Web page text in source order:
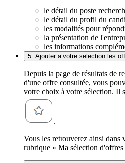
le détail du poste
le détail du profil du
les modalités pour
la présentation de
les informations
5. Ajouter à votre sélection les
Depuis la page de résultats de
d'une offre consultée, vous
votre choix à votre sélection. Il
.
Vous les retrouverez ainsi dans
rubrique « Ma sélection d'offres